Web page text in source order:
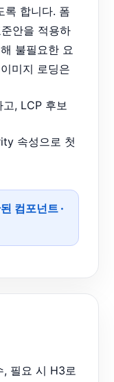
록 합니다. 폼
안을 적용하
불필요한 요
미지 로딩은
, LCP 후보
속성으로 첫
컴포넌트 ·
, 필요 시 H3로